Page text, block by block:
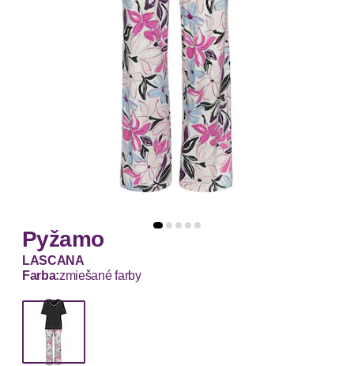
Pyžamo
LASCANA
Farba:zmiešané farby